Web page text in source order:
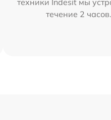
техники Indesit мы
течение 2 часов.